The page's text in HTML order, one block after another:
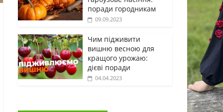
поради городникам
09.09.2023
Чим підживити
вишню весною для
кращого урожаю:
дієві поради
04.04.2023